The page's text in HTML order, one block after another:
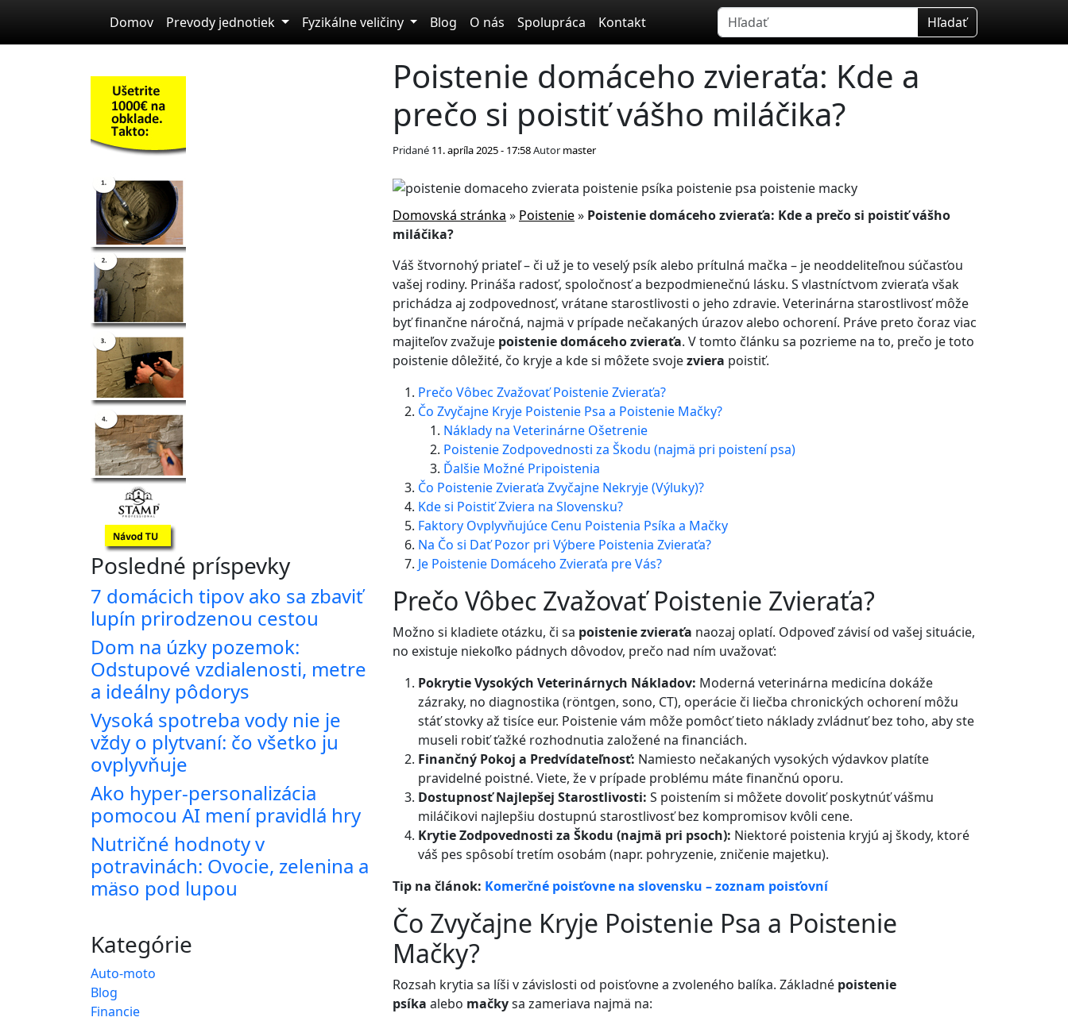
Domov Prevody jednotiek Fyzikálne veličiny Blog O nás Spolupráca Kontakt Hľadať
Poistenie domáceho zvieraťa: Kde a
prečo si poistiť vášho miláčika?
Pridané 11. apríla 2025 - 17:58Autor master
Domovská stránka » Poistenie» Poistenie domáceho zvieraťa: Kde a prečo si poistiť vášho
miláčika?
Váš štvornohý priateľ – či už je to veselý psík alebo prítulná mačka – je neoddeliteľnou súčasťou
vašej rodiny. Prináša radosť, spoločnosť a bezpodmienečnú lásku. S vlastníctvom zvieraťa však
prichádza aj zodpovednosť, vrátane starostlivosti o jeho zdravie. Veterinárna starostlivosť môže
byť finančne náročná, najmä v prípade nečakaných úrazov alebo ochorení. Práve preto čoraz viac
majiteľov zvažuje poistenie domáceho zvieraťa. V tomto článku sa pozrieme na to, prečo je toto
poistenie dôležité, čo kryje a kde si môžete svojezviera poistiť.
Prečo Vôbec Zvažovať Poistenie Zvieraťa?
Čo Zvyčajne Kryje Poistenie Psa a Poistenie Mačky?
Náklady na Veterinárne Ošetrenie
Poistenie Zodpovednosti za Škodu (najmä pri poistení psa)
Ďalšie Možné Pripoistenia
Čo Poistenie Zvieraťa Zvyčajne Nekryje (Výluky)?
Kde si Poistiť Zviera na Slovensku?
Faktory Ovplyvňujúce Cenu Poistenia Psíka a Mačky
Na Čo si Dať Pozor pri Výbere Poistenia Zvieraťa?
Je Poistenie Domáceho Zvieraťa pre Vás?
Prečo Vôbec Zvažovať Poistenie Zvieraťa?
Možno si kladiete otázku, či sa poistenie zvieraťa naozaj oplatí. Odpoveď závisí od vašej situácie,
no existuje niekoľko pádnych dôvodov, prečo nad ním uvažovať:
Pokrytie Vysokých Veterinárnych Nákladov: Moderná veterinárna medicína dokáže
zázraky, no diagnostika (röntgen, sono, CT), operácie či liečba chronických ochorení môžu
stáť stovky až tisíce eur. Poistenie vám môže pomôcť tieto náklady zvládnuť bez toho, aby ste
museli robiť ťažké rozhodnutia založené na financiách.
Finančný Pokoj a Predvídateľnosť: Namiesto nečakaných vysokých výdavkov platíte
pravidelné poistné. Viete, že v prípade problému máte finančnú oporu.
Dostupnosť Najlepšej Starostlivosti: S poistením si môžete dovoliť poskytnúť vášmu
miláčikovi najlepšiu dostupnú starostlivosť bez kompromisov kvôli cene.
Krytie Zodpovednosti za Škodu (najmä pri psoch): Niektoré poistenia kryjú aj škody, ktoré
váš pes spôsobí tretím osobám (napr. pohryzenie, zničenie majetku).
Tip na článok: Komerčné poisťovne na slovensku – zoznam poisťovní
Čo Zvyčajne Kryje Poistenie Psa a Poistenie
Mačky?
Rozsah krytia sa líši v závislosti od poisťovne a zvoleného balíka. Základné poistenie
psíka alebo mačkysa zameriava najmä na:
Posledné príspevky
7 domácich tipov ako sa zbaviť
lupín prirodzenou cestou
Dom na úzky pozemok:
Odstupové vzdialenosti, metre
a ideálny pôdorys
Vysoká spotreba vody nie je
vždy o plytvaní: čo všetko ju
ovplyvňuje
Ako hyper-personalizácia
pomocou AI mení pravidlá hry
Nutričné hodnoty v
potravinách: Ovocie, zelenina a
mäso pod lupou
Kategórie
Auto-moto
Blog
Financie